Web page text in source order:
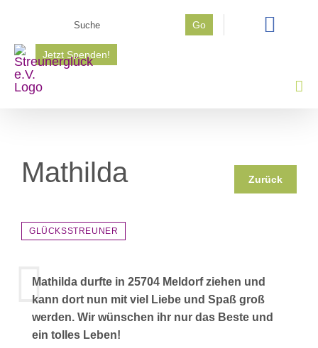
springen
Go
Jetzt Spenden!
Mathilda Zurück
GLÜCKSSTREUNER
Mathilda durfte in 25704 Meldorf ziehen und
kann dort nun mit viel Liebe und Spaß groß
werden. Wir wünschen ihr nur das Beste und
ein tolles Leben!